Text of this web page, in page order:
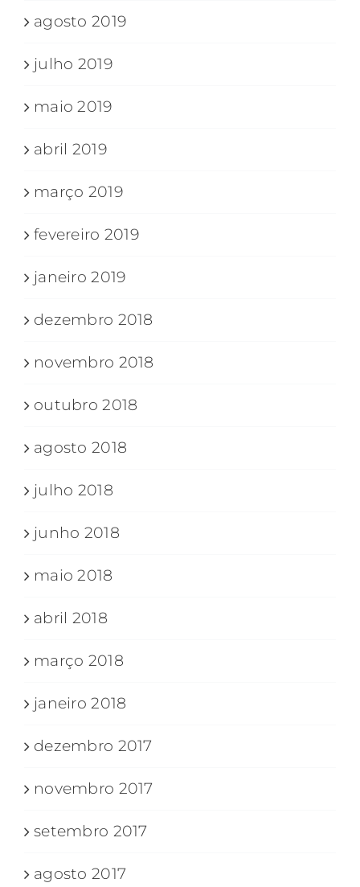
agosto 2019
julho 2019
maio 2019
abril 2019
março 2019
fevereiro 2019
janeiro 2019
dezembro 2018
novembro 2018
outubro 2018
agosto 2018
julho 2018
junho 2018
maio 2018
abril 2018
março 2018
janeiro 2018
dezembro 2017
novembro 2017
setembro 2017
agosto 2017